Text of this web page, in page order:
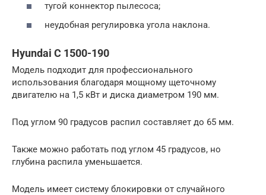
тугой коннектор пылесоса;
неудобная регулировка угола наклона.
Hyundai C 1500-190
Модель подходит для профессионального
использования благодаря мощному щеточному
двигателю на 1,5 кВт и диска диаметром 190 мм.
Под углом 90 градусов распил составляет до 65 мм.
Также можно работать под углом 45 градусов, но
глубина распила уменьшается.
Модель имеет систему блокировки от случайного